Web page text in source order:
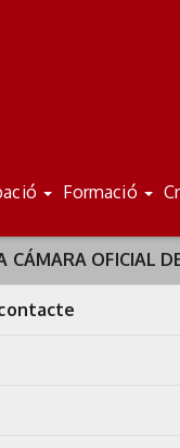
Formació
CÁMARA OFICIAL